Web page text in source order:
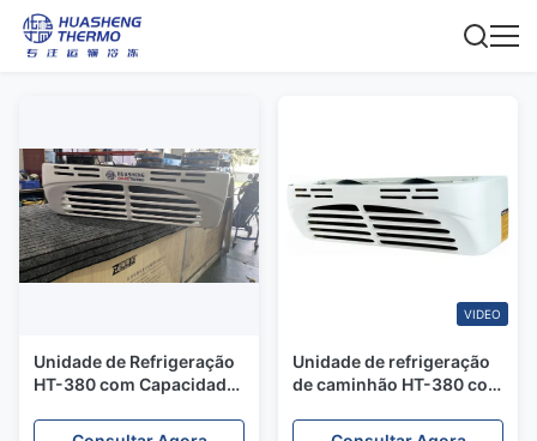
Unidade de Refrigeração
HT-380 com Capacidade
3510W, Faixa de
VIDEO
Unidade de refrigeração
de caminhão HT-380 com
condensador de fluxo